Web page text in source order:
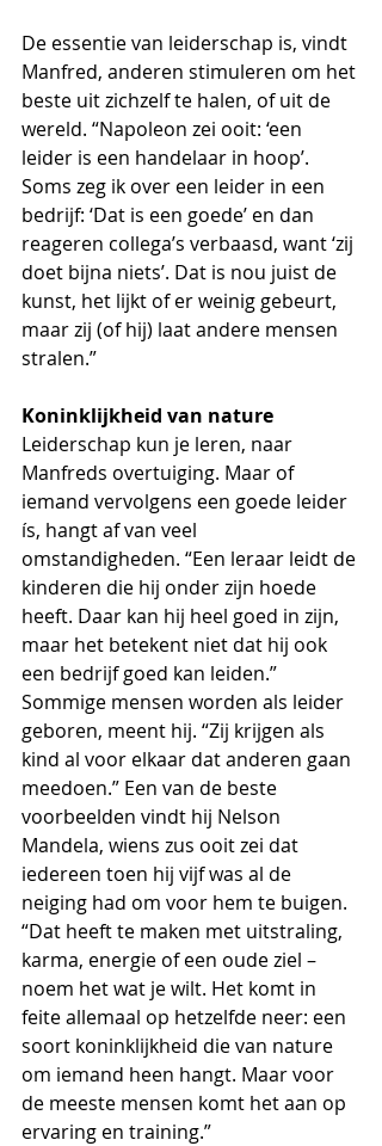
De essentie van leiderschap is, vindt
Manfred, anderen stimuleren om het
beste uit zichzelf te halen, of uit de
wereld. “Napoleon zei ooit: ‘een
leider is een handelaar in hoop’.
Soms zeg ik over een leider in een
bedrijf: ‘Dat is een goede’ en dan
reageren collega’s verbaasd, want ‘zij
doet bijna niets’. Dat is nou juist de
kunst, het lijkt of er weinig gebeurt,
maar zij (of hij) laat andere mensen
stralen.”
Koninklijkheid van nature
Leiderschap kun je leren, naar
Manfreds overtuiging. Maar of
iemand vervolgens een goede leider
ís, hangt af van veel
omstandigheden. “Een leraar leidt de
kinderen die hij onder zijn hoede
heeft. Daar kan hij heel goed in zijn,
maar het betekent niet dat hij ook
een bedrijf goed kan leiden.”
Sommige mensen worden als leider
geboren, meent hij. “Zij krijgen als
kind al voor elkaar dat anderen gaan
meedoen.” Een van de beste
voorbeelden vindt hij Nelson
Mandela, wiens zus ooit zei dat
iedereen toen hij vijf was al de
neiging had om voor hem te buigen.
“Dat heeft te maken met uitstraling,
karma, energie of een oude ziel –
noem het wat je wilt. Het komt in
feite allemaal op hetzelfde neer: een
soort koninklijkheid die van nature
om iemand heen hangt. Maar voor
de meeste mensen komt het aan op
ervaring en training.”